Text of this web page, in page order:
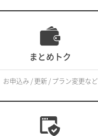
まとめトク
お申込み / 更新 / プラン変更など